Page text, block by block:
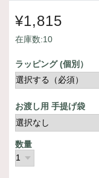
¥1,815
在庫数:10
ラッピング (個別）
お渡し用 手提げ袋
数量